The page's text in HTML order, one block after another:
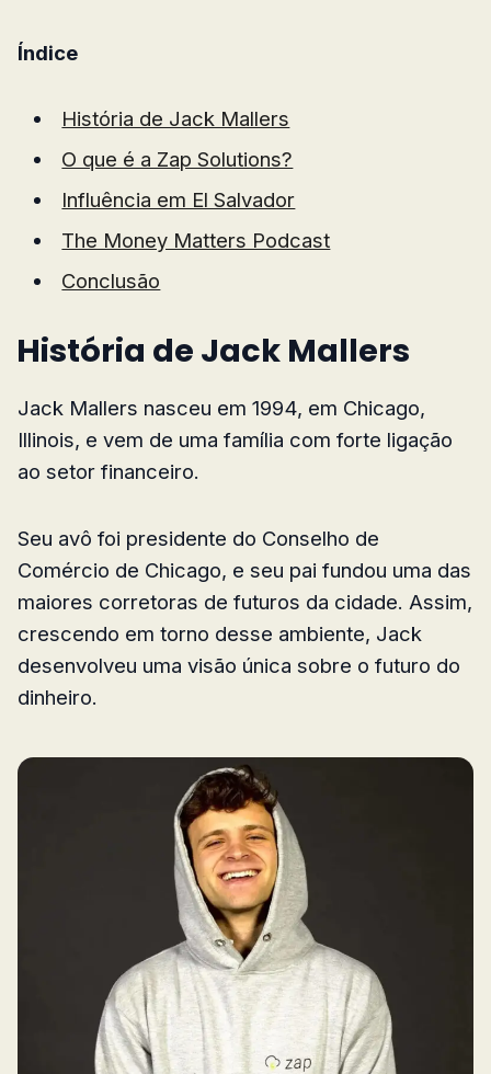
Índice
História de Jack Mallers
O que é a Zap Solutions?
Influência em El Salvador
The Money Matters Podcast
Conclusão
História de Jack Mallers
Jack Mallers nasceu em 1994, em Chicago,
Illinois, e vem de uma família com forte ligação
ao setor financeiro.
Seu avô foi presidente do Conselho de
Comércio de Chicago, e seu pai fundou uma das
maiores corretoras de futuros da cidade. Assim,
crescendo em torno desse ambiente, Jack
desenvolveu uma visão única sobre o futuro do
dinheiro.